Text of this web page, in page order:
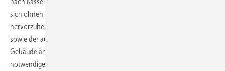
nach Kassenlage, ohne jegliches Gespür für die Auswirkungen auf den
sich ohnehin abkühlenden Markt. Einzig und deutlich positiv
hervorzuheben sei der neue Bonus für die serielle Sanierung. Dieser
sowie der ausgeweitete Bonus zur Sanierung der schlechtesten
Gebäude änderten aber nichts an der Gesamtbewertung. Noll: „Die
notwendige, attraktive Unterstützung von nachhaltigen Investitionen